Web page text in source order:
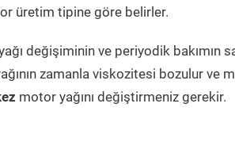
üretim tipine göre belirler.
değişiminin ve periyodik bakımın
zamanla viskozitesi bozulur
motor yağını değiştirmeniz gerekir.